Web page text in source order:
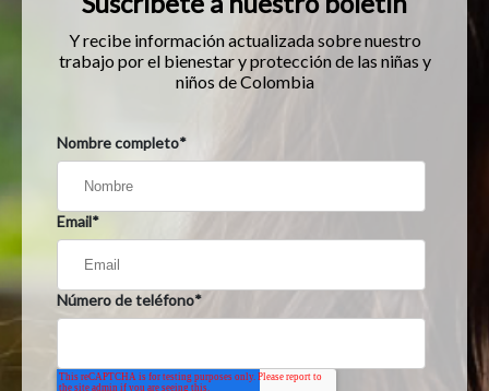
Y recibe información actualizada sobre nuestro
trabajo por el bienestar y protección de las niñas y
niños de Colombia
Nombre completo*
Email*
Número de teléfono*